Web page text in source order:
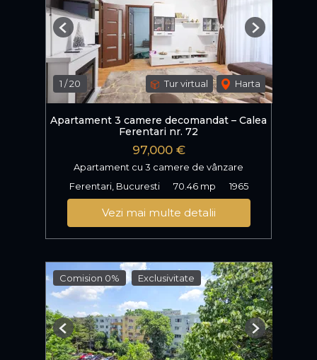
1 /20 Tur virtual Harta
Previous Next
Apartament 3 camere decomandat – Calea
Ferentari nr. 72
97,000 €
Apartament cu 3 camere de vânzare
Ferentari, Bucuresti
70.46 mp 1965
Vezi mai multe detalii
Comision 0% Exclusivitate
Previous Next